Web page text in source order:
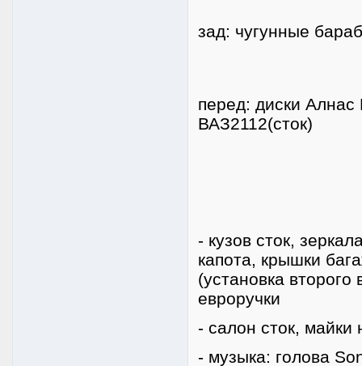
зад: чугунные
перед: диски Алнас
ВАЗ2112(сток)
- кузов сток,
капота, крышки
(установка
евроручки
- салон сток, майки
- музыка: голова